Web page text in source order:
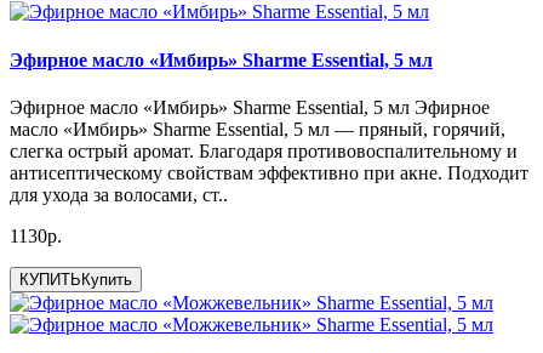
Эфирное масло «Имбирь» Sharme Essential, 5 мл
Эфирное масло «Имбирь» Sharme Essential, 5 мл Эфирное
масло «Имбирь» Sharme Essential, 5 мл — пряный, горячий,
слегка острый аромат. Благодаря противовоспалительному и
антисептическому свойствам эффективно при акне. Подходит
для ухода за волосами, ст..
1130р.
КУПИТЬ Купить